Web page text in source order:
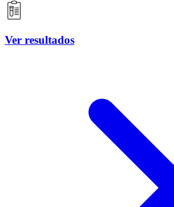
Ver resultados